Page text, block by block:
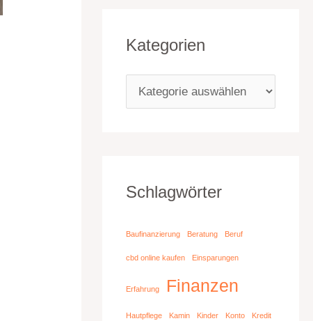
Kategorien
Schlagwörter
Baufinanzierung Beratung Beruf
cbd online kaufen Einsparungen
Erfahrung Finanzen
Hautpflege Kamin Kinder Konto Kredit